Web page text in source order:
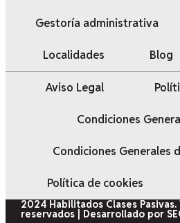
Gestoría administrativa
Localidades Blog
Aviso Legal
Condiciones
Condiciones Generales
Política de cookies
2024 Habilitados Clases
reservados | Desarrollado por